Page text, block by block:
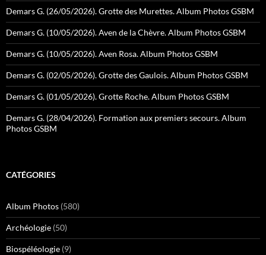
Demars G. (26/05/2026). Grotte des Murettes. Album Photos GSBM
Demars G. (10/05/2026). Aven de la Chèvre. Album Photos GSBM
Demars G. (10/05/2026). Aven Rosa. Album Photos GSBM
Demars G. (02/05/2026). Grotte des Gaulois. Album Photos GSBM
Demars G. (01/05/2026). Grotte Roche. Album Photos GSBM
Demars G. (28/04/2026). Formation aux premiers secours. Album
Photos GSBM
CATÉGORIES
Album Photos (580)
Archéologie (50)
Biospéléologie (9)